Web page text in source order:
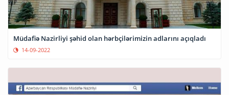
Müdafiə Nazirliyi şəhid olan hərbçilərimizin adlarını açıqladı
14-09-2022